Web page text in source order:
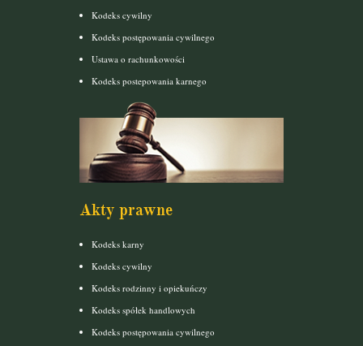
Kodeks cywilny
Kodeks postępowania cywilnego
Ustawa o rachunkowości
Kodeks postepowania karnego
Akty prawne
Kodeks karny
Kodeks cywilny
Kodeks rodzinny i opiekuńczy
Kodeks spółek handlowych
Kodeks postępowania cywilnego